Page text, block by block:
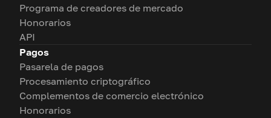
Programa de creadores de mercado
Honorarios
API
Pagos
Pasarela de pagos
Procesamiento criptográfico
Complementos de comercio electrónico
Honorarios